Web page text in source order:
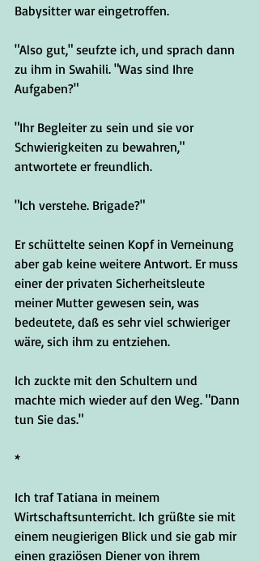
Babysitter war eingetroffen.
"Also gut," seufzte ich, und sprach dann
zu ihm in Swahili. "Was sind Ihre
Aufgaben?"
"Ihr Begleiter zu sein und sie vor
Schwierigkeiten zu bewahren,"
antwortete er freundlich.
"Ich verstehe. Brigade?"
Er schüttelte seinen Kopf in Verneinung
aber gab keine weitere Antwort. Er muss
einer der privaten Sicherheitsleute
meiner Mutter gewesen sein, was
bedeutete, daß es sehr viel schwieriger
wäre, sich ihm zu entziehen.
Ich zuckte mit den Schultern und
machte mich wieder auf den Weg. "Dann
tun Sie das."
*
Ich traf Tatiana in meinem
Wirtschaftsunterricht. Ich grüßte sie mit
einem neugierigen Blick und sie gab mir
einen graziösen Diener von ihrem